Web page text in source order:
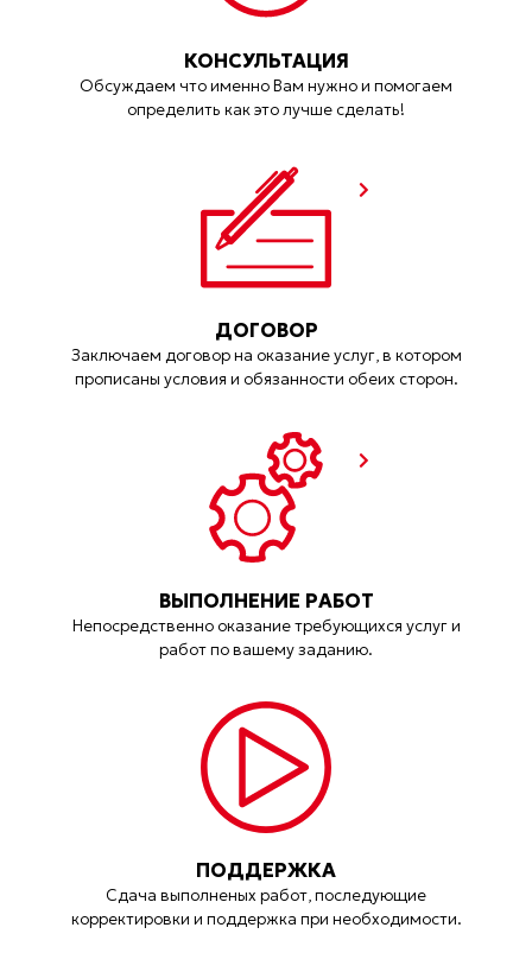
КОНСУЛЬТАЦИЯ
Обсуждаем что именно Вам нужно и помогаем
определить как это лучше сделать!
ДОГОВОР
Заключаем договор на оказание услуг, в котором
прописаны условия и обязанности обеих сторон.
ВЫПОЛНЕНИЕ РАБОТ
Непосредственно оказание требующихся услуг и
работ по вашему заданию.
ПОДДЕРЖКА
Сдача выполненых работ, последующие
корректировки и поддержка при необходимости.